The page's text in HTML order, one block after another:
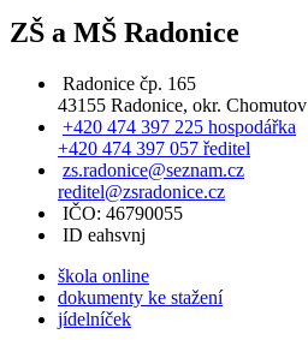
ZŠ a MŠ Radonice
Radonice čp. 165
43155 Radonice, okr. Chomutov
+420 474 397 225 hospodářka
+420 474 397 057 ředitel
zs.radonice@seznam.cz
reditel@zsradonice.cz
IČO: 46790055
ID eahsvnj
škola online
dokumenty ke stažení
jídelníček